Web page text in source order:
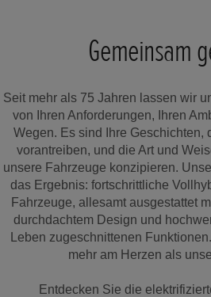
Gemeinsam
Seit mehr als 75 Jahren lassen wir
von Ihren Anforderungen, Ihren
Wegen. Es sind Ihre Geschichten,
vorantreiben, und die Art und
unsere Fahrzeuge konzipieren.
das Ergebnis: fortschrittliche
Fahrzeuge, allesamt ausgestattet
durchdachtem Design und
Leben zugeschnittenen
mehr am Herzen als
Entdecken Sie die